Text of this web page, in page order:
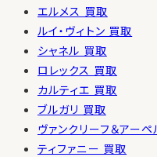
エルメス 買取
ルイ・ヴィトン 買取
シャネル 買取
ロレックス 買取
カルティエ 買取
ブルガリ 買取
ヴァンクリーフ＆アー
ティファニー 買取